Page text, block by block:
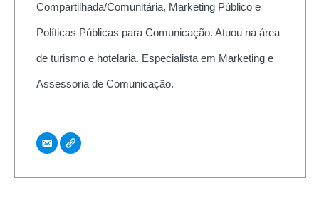
Compartilhada/Comunitária, Marketing Público e
Políticas Públicas para Comunicação. Atuou na área
de turismo e hotelaria. Especialista em Marketing e
Assessoria de Comunicação.